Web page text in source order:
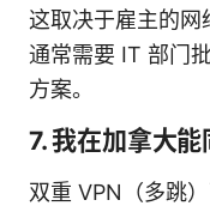
这取决于雇主的网
通常需要 IT 部门
方案。
7. 我在加拿大能
双重 VPN（多跳